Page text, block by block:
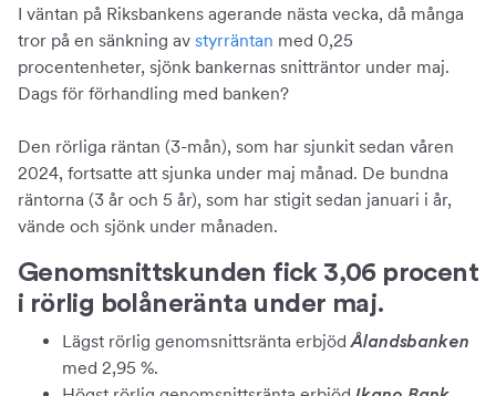
I väntan på Riksbankens agerande nästa vecka, då många
tror på en sänkning av styrräntan med 0,25
procentenheter, sjönk bankernas snitträntor under maj.
Dags för förhandling med banken?
Den rörliga räntan (3-mån), som har sjunkit sedan våren
2024, fortsatte att sjunka under maj månad. De bundna
räntorna (3 år och 5 år), som har stigit sedan januari i år,
vände och sjönk under månaden.
Genomsnittskunden fick 3,06 procent
i rörlig bolåneränta under maj.
Lägst rörlig genomsnittsränta erbjödÅlandsbanken
med 2,95 %.